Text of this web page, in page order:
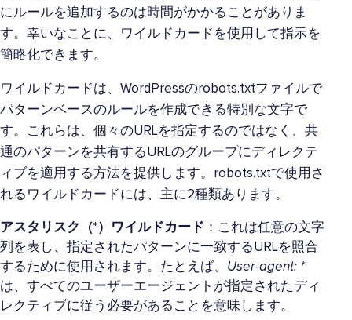
にルールを追加するのは時間がかかることがありま
す。幸いなことに、ワイルドカードを使用して指示を
簡略化できます。
ワイルドカードは、WordPressのrobots.txtファイルで
パターンベースのルールを作成できる特別な文字で
す。これらは、個々のURLを指定するのではなく、共
通のパターンを共有するURLのグループにディレクテ
ィブを適用する方法を提供します。robots.txtで使用さ
れるワイルドカードには、主に2種類あります。
アスタリスク（*）ワイルドカード ：これは任意の文字
列を表し、指定されたパターンに一致するURLを照合
するために使用されます。たとえば、 User-agent: *
は、すべてのユーザーエージェントが指定されたディ
レクティブに従う必要があることを意味します。